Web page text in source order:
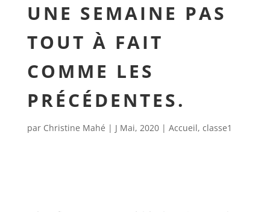
UNE SEMAINE PAS
TOUT À FAIT
COMME LES
PRÉCÉDENTES.
par Christine Mahé | J Mai, 2020| Accueil, classe1